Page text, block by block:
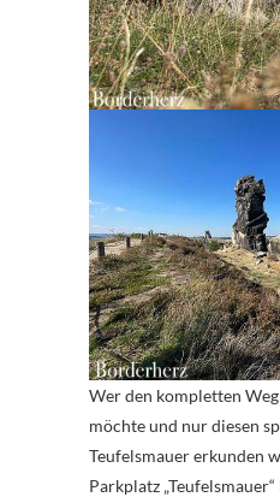
Wer den kompletten
möchte und nur diesen
Teufelsmauer erkunden
Parkplatz